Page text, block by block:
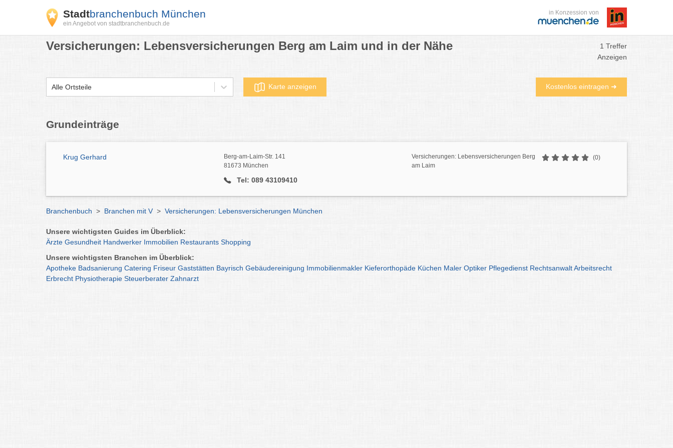
Stadtbranchenbuch München
ein Angebot von stadtbranchenbuch.de
in Konzession von
Versicherungen: Lebensversicherungen Berg am Laim und in der Nähe
1 Treffer
Anzeigen
Alle Ortsteile Karte anzeigen Kostenlos eintragen ➜
Grundeinträge
Krug Gerhard
Berg-am-Laim-Str. 141
81673 München
Tel: 089 43109410
Versicherungen: Lebensversicherungen Berg
am Laim
(0)
Branchenbuch > Branchen mit V > Versicherungen: Lebensversicherungen München
Unsere wichtigsten Guides im Überblick:
Ärzte Gesundheit Handwerker Immobilien Restaurants Shopping
Unsere wichtigsten Branchen im Überblick:
Apotheke Badsanierung Catering Friseur Gaststätten Bayrisch Gebäudereinigung Immobilienmakler Kieferorthopäde Küchen Maler Optiker Pflegedienst RechtsanwaltArbeitsrecht
Erbrecht Physiotherapie Steuerberater Zahnarzt